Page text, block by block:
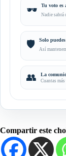
🕶️ Tu voto es
Nadie sabrá
🛡️ Solo
Así
👥 La
Cuantas
Compartir este